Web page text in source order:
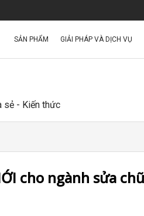
SẢN PHẨM GIẢI PHÁP VÀ DỊCH VỤ
sẻ - Kiến thức
cho ngành sửa